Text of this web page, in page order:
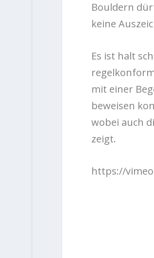
Bouldern
keine
Es ist halt
mit einer
beweisen
wobei auch
zeigt.
https://